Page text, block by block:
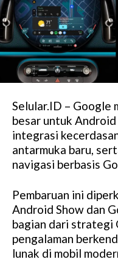
Selular.ID – Google
besar untuk
integrasi
antarmuka baru,
navigasi berbasis
Pembaruan ini
Android Show dan
bagian dari strategi
pengalaman
lunak di mobil